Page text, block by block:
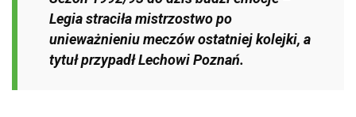
Legia straciła mistrzostwo po
unieważnieniu meczów ostatniej kolejki, a
tytuł przypadł Lechowi Poznań.